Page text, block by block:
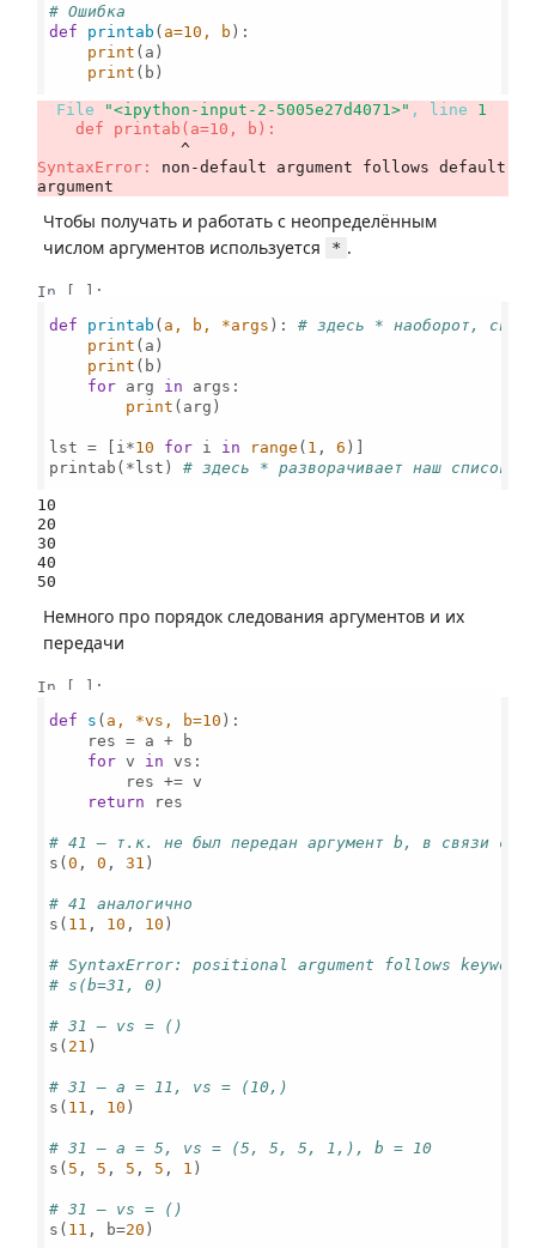
# Ошибка
def
printab ( a=10 , b ):
print (a)
print (b)
  File
"<ipython-input-2-5005e27d4071>" , line 1
    def printab(a=10, b):
SyntaxError :
non-default argument follows default
Чтобы получать и работать с неопределённым
числом аргументов используется
* .
In [ ]:
def
printab ( a, b, *args ): # здесь * наоборот,
print (a)
print (b)
for arg in args:
print (arg)
lst = [i*10 for i in range ( 1 , 6 )]
printab(*lst) # здесь * разворачивает наш список
10
20
30
40
Немного про порядок следования аргументов и их
передачи
In [ ]:
def
s ( a, *vs, b=10 ):
    res = a + b
for v in vs:
        res += v
return res
# 41 – т.к. не был передан аргумент b, в связи с
s(0 , 0 , 31 )
# 41 аналогично
s( 11 , 10 , 10 )
# SyntaxError: positional argument follows keyword
# s(b=31, 0)
# 31 – vs = ()
s( 21 )
# 31 – a = 11, vs = (10,)
s( 11 , 10 )
# 31 – a = 5, vs = (5, 5, 5, 1,), b = 10
s( 5 , 5 , 5 , 5 , 1 )
# 31 – vs = ()
s( 11 , b=20 )